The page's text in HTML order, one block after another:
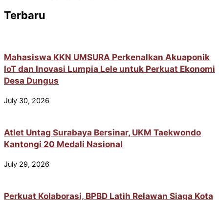
Terbaru
Mahasiswa KKN UMSURA Perkenalkan Akuaponik
IoT dan Inovasi Lumpia Lele untuk Perkuat Ekonomi
Desa Dungus
July 30, 2026
Atlet Untag Surabaya Bersinar, UKM Taekwondo
Kantongi 20 Medali Nasional
July 29, 2026
Perkuat Kolaborasi, BPBD Latih Relawan Siaga Kota